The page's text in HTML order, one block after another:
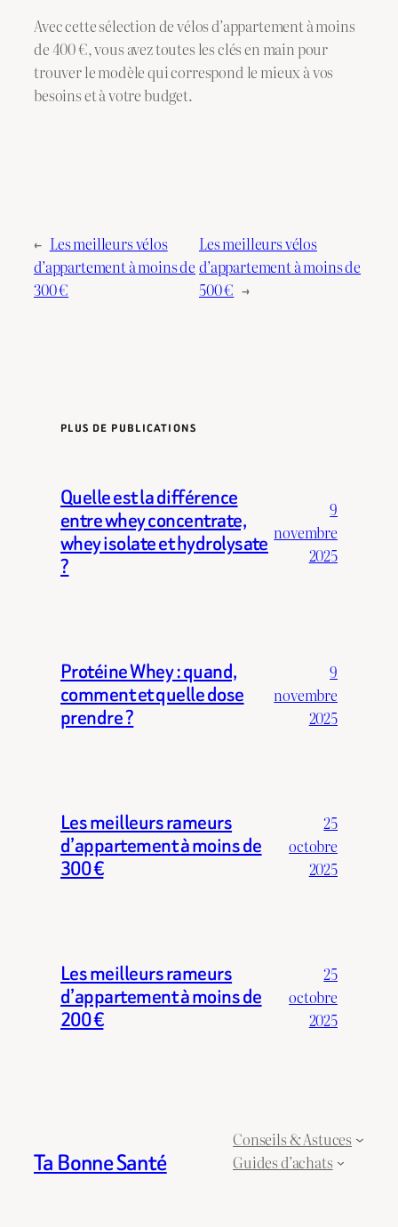
Avec cette sélection de vélos d’appartement à moins
de 400 €, vous avez toutes les clés en main pour
trouver le modèle qui correspond le mieux à vos
besoins et à votre budget.
← Les meilleurs vélos
d’appartement à moins de
300 €
Les meilleurs vélos
d’appartement à moins de
500 € →
PLUS DE PUBLICATIONS
Quelle est la différence
entre whey concentrate,
whey isolate et hydrolysate
?
9
novembre
2025
Protéine Whey : quand,
comment et quelle dose
prendre ?
9
novembre
2025
Les meilleurs rameurs
d’appartement à moins de
300 €
25
octobre
2025
Les meilleurs rameurs
d’appartement à moins de
200 €
25
octobre
2025
Ta Bonne Santé
Conseils & Astuces
Guides d’achats